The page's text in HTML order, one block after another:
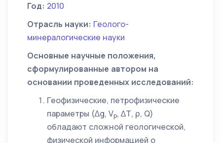
Год: 2010
Отрасль науки: Геолого-
минералогические науки
Основные научные положения,
сформулированные автором на
основании проведенных исследований:
Геофизические, петрофизические
параметры (∆g, Vр, ∆Т, ρ, Q)
обладают сложной геологической,
физической информацией о